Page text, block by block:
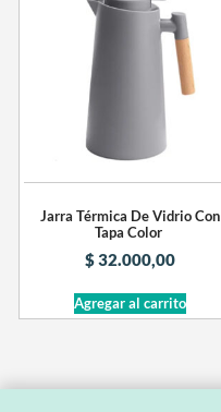
Jarra Térmica De Vidrio Con
Tapa Color
$32.000,00
Agregar al carrito